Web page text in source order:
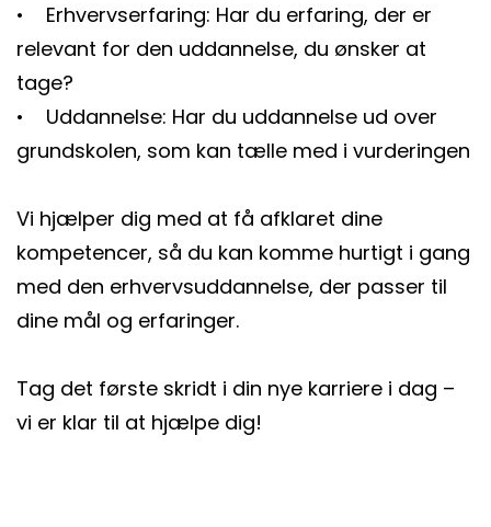
• Erhvervserfaring: Har du erfaring, der er
relevant for den uddannelse, du ønsker at
tage?
• Uddannelse: Har du uddannelse ud over
grundskolen, som kan tælle med i vurderingen
Vi hjælper dig med at få afklaret dine
kompetencer, så du kan komme hurtigt i gang
med den erhvervsuddannelse, der passer til
dine mål og erfaringer.
Tag det første skridt i din nye karriere i dag –
vi er klar til at hjælpe dig!